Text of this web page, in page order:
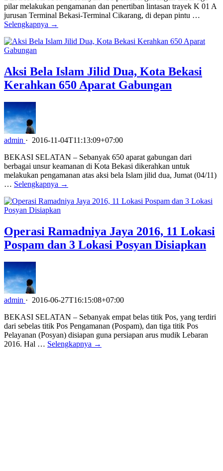
pilar melakukan pengamanan dan penertiban lintasan trayek K 01 A
jurusan Terminal Bekasi-Terminal Cikarang, di depan pintu …
Selengkapnya →
Aksi Bela Islam Jilid Dua, Kota Bekasi
Kerahkan 650 Aparat Gabungan
admin · 2016-11-04T11:13:09+07:00
BEKASI SELATAN – Sebanyak 650 aparat gabungan dari
berbagai unsur keamanan di Kota Bekasi dikerahkan untuk
melakukan pengamanan atas aksi bela Islam jilid dua, Jumat (04/11)
… Selengkapnya →
Operasi Ramadniya Jaya 2016, 11 Lokasi
Pospam dan 3 Lokasi Posyan Disiapkan
admin · 2016-06-27T16:15:08+07:00
BEKASI SELATAN – Sebanyak empat belas titik Pos, yang terdiri
dari sebelas titik Pos Pengamanan (Pospam), dan tiga titik Pos
Pelayanan (Posyan) disiapan guna persiapan arus mudik Lebaran
2016. Hal … Selengkapnya →